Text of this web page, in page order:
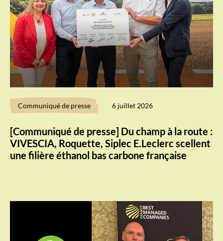
Communiqué de presse 6 juillet 2026
[Communiqué de presse] Du champ à la route :
VIVESCIA, Roquette, Siplec E.Leclerc scellent
une filière éthanol bas carbone française